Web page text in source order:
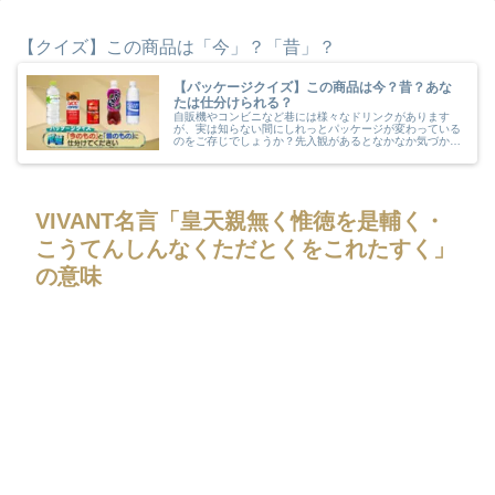
【クイズ】この商品は「今」？「昔」？
【パッケージクイズ】この商品は今？昔？あな
たは仕分けられる？
自販機やコンビニなど巷には様々なドリンクがあります
が、実は知らない間にしれっとパッケージが変わっている
のをご存じでしょうか？先入観があるとなかなか気づかな
「今」か「昔」か？仕分けられますか？
VIVANT名言「皇天親無く惟徳を是輔く・
こうてんしんなくただとくをこれたすく」
の意味